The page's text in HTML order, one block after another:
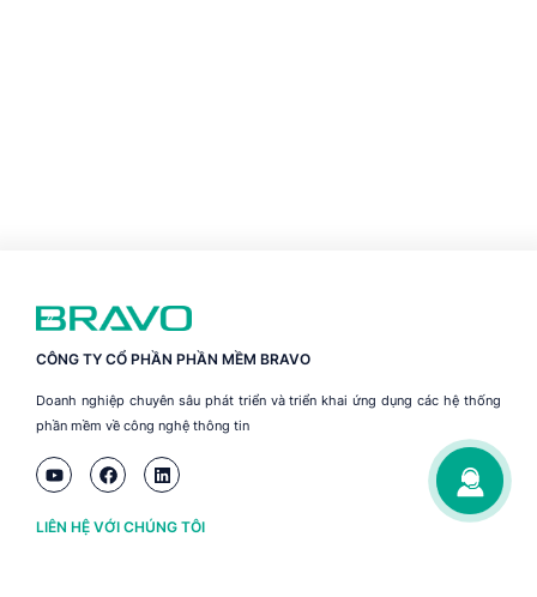
CÔNG TY CỔ PHẦN PHẦN MỀM BRAVO
Doanh nghiệp chuyên sâu phát triển và triển khai ứng dụng các hệ thống
phần mềm về công nghệ thông tin
LIÊN HỆ VỚI CHÚNG TÔI